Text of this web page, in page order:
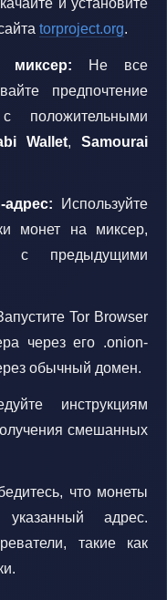
и установите
torproject.org.
миксер: Не все
предпочтение
положительными
Wallet, Samourai
Используйте
монет на миксер,
с предыдущими
Tor Browser
через его .onion-
обычный домен.
инструкциям
смешанных
что монеты
адрес.
такие как